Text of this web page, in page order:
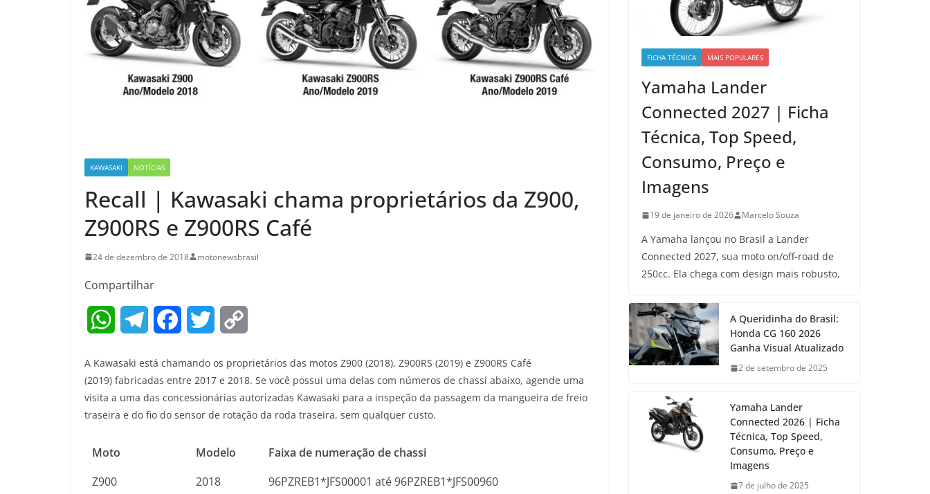
KAWASAKI NOTÍCIAS
Recall | Kawasaki chama proprietários da Z900,
Z900RS e Z900RS Café
24 de dezembro de 2018 motonewsbrasil
Compartilhar
W
a
t
A
p
l
e
c
e
i
t
e
r
p
y
A Kawasaki está chamando os proprietários das motos Z900 (2018), Z900RS (2019) e Z900RS Café
(2019) fabricadas entre 2017 e 2018. Se você possui uma delas com números de chassi abaixo, agende uma
visita a uma das concessionárias autorizadas Kawasaki para a inspeção da passagem da mangueira de freio
traseira e do fio do sensor de rotação da roda traseira, sem qualquer custo.
Moto Modelo
Faixa de numeração de chassi
Z900
2018
96PZREB1*JFS00001 até 96PZREB1*JFS00960
FICHA TÉCNICA MAIS POPULARES
Yamaha Lander
Connected 2027 | Ficha
Técnica, Top Speed,
Consumo, Preço e
Imagens
19 de janeiro de 2026 Marcelo Souza
A Yamaha lançou no Brasil a Lander
Connected 2027, sua moto on/off-road de
250cc. Ela chega com design mais robusto,
A Queridinha do Brasil:
Honda CG 160 2026
Ganha Visual Atualizado
2 de setembro de 2025
Yamaha Lander
Connected 2026 | Ficha
Técnica, Top Speed,
Consumo, Preço e
Imagens
7 de julho de 2025